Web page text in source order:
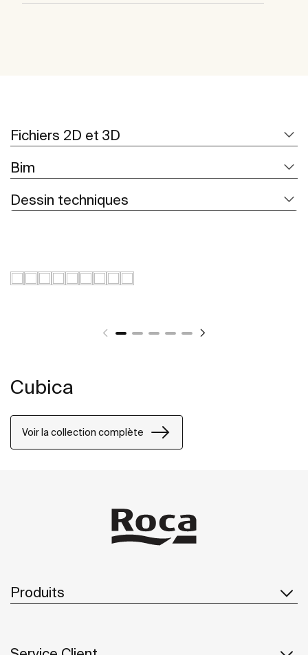
Fichiers 2D et 3D
Bim
Dessin techniques
Cubica
Voir la collection complète
Produits